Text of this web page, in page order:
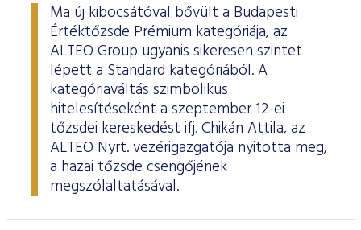
Ma új kibocsátóval bővült a Budapesti
Értéktőzsde Prémium kategóriája, az
ALTEO Group ugyanis sikeresen szintet
lépett a Standard kategóriából. A
kategóriaváltás szimbolikus
hitelesítéseként a szeptember 12-ei
tőzsdei kereskedést ifj. Chikán Attila, az
ALTEO Nyrt. vezérigazgatója nyitotta meg,
a hazai tőzsde csengőjének
megszólaltatásával.